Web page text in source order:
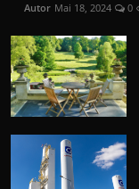
Autor Mai 18, 2024 0